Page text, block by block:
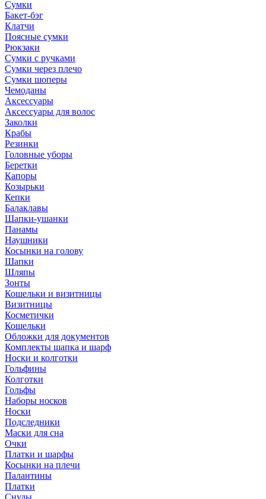
Сумки
Бакет-бэг
Клатчи
Поясные сумки
Рюкзаки
Сумки с ручками
Сумки через плечо
Сумки шоперы
Чемоданы
Аксессуары
Аксессуары для волос
Заколки
Крабы
Резинки
Головные уборы
Беретки
Капоры
Козырьки
Кепки
Балаклавы
Шапки-ушанки
Панамы
Наушники
Косынки на голову
Шапки
Шляпы
Зонты
Кошельки и визитницы
Визитницы
Косметички
Кошельки
Обложки для документов
Комплекты шапка и шарф
Носки и колготки
Гольфины
Колготки
Гольфы
Наборы носков
Носки
Подследники
Маски для сна
Очки
Платки и шарфы
Косынки на плечи
Палантины
Платки
Снуды